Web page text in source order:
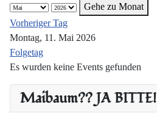
Maibaum?? JA BITTE!
Gehe zu Monat
Vorheriger Tag
Montag, 11. Mai 2026
Folgetag
Es wurden keine Events gefunden